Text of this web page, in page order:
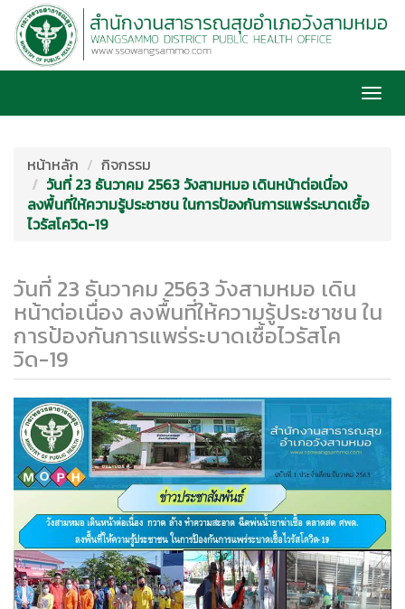
หน้าหลัก
กิจกรรม
วันที่ 23 ธันวาคม 2563 วังสามหมอ เดินหน้าต่อเนื่อง
ลงพื้นที่ให้ความรู้ประชาชน ในการป้องกันการแพร่ระบาดเชื้อ
ไวรัสโควิด-19
วันที่ 23 ธันวาคม 2563 วังสามหมอ เดิน
หน้าต่อเนื่อง ลงพื้นที่ให้ความรู้ประชาชน ใน
การป้องกันการแพร่ระบาดเชื้อไวรัสโค
วิด-19